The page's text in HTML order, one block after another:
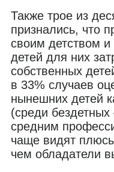
Также трое из
признались, что
своим детством
детей для них
собственных
в 33% случаев
нынешних детей
(среди
средним
чаще видят
чем обладатели